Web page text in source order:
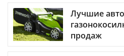
Лучшие
продаж